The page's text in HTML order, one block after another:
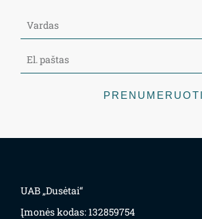
PRENUMERUOTI
UAB „Dusėtai“
Įmonės kodas: 132859754